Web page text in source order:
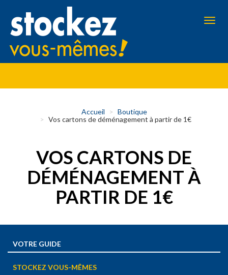
contenu
principal
Accueil
Boutique
Vos cartons de déménagement à partir de 1€
VOS CARTONS DE
DÉMÉNAGEMENT À
PARTIR DE 1€
VOTRE GUIDE
STOCKEZ VOUS-MÊMES